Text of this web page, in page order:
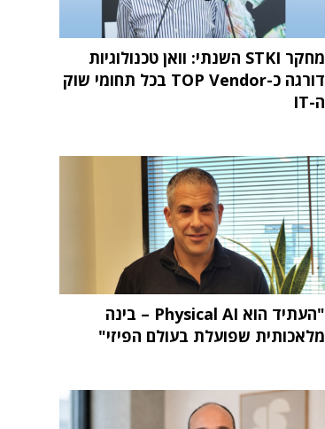
מחקר STKI השנתי: וואן טכנולוגיות
דורגה כ-TOP Vendor בכל תחומי שוק
ה-IT
"העתיד הוא Physical AI – בינה
מלאכותית שפועלת בעולם הפיזי"